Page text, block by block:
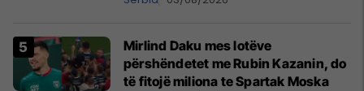
Mirlind Daku mes lotëve
përshëndetet me Rubin Kazanin, do
të fitojë miliona te Spartak Moska